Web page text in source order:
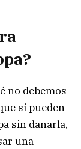
no debemos
sí pueden
sin dañarla,
una